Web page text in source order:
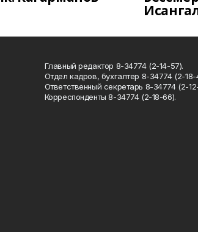
Главный редактор 8-34774 (2-14-57).
Отдел кадров, бухгалтер 8-34774 (2-18-
Ответственный секретарь 8-34774 (2-
Корреспонденты 8-34774 (2-18-66).